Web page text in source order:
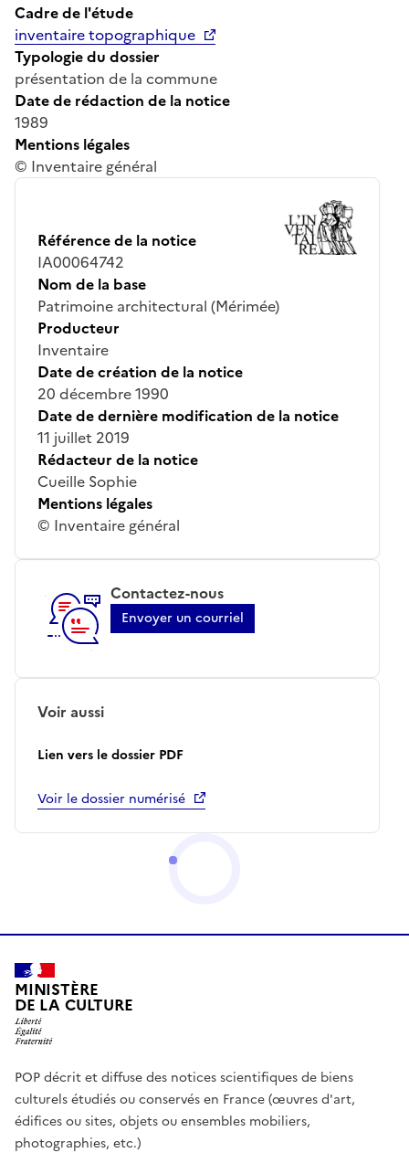
Cadre de l'étude
inventaire topographique
Typologie du dossier
présentation de la commune
Date de rédaction de la notice
1989
Mentions légales
© Inventaire général
Référence de la notice
IA00064742
Nom de la base
Patrimoine architectural (Mérimée)
Producteur
Inventaire
Date de création de la notice
20 décembre 1990
Date de dernière modification de la notice
11 juillet 2019
Rédacteur de la notice
Cueille Sophie
Mentions légales
© Inventaire général
Contactez-nous
Envoyer un courriel
Voir aussi
Lien vers le dossier PDF
Voir le dossier numérisé
MINISTÈRE
DE LA CULTURE
POP décrit et diffuse des notices scientifiques de biens
culturels étudiés ou conservés en France (œuvres d'art,
édifices ou sites, objets ou ensembles mobiliers,
photographies, etc.)